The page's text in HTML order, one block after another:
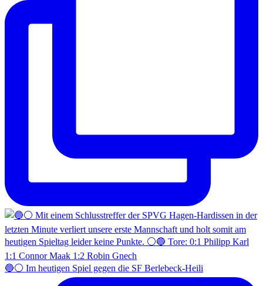
🔵⚪️ Im heutigen Spiel gegen die SF Berlebeck-Heili